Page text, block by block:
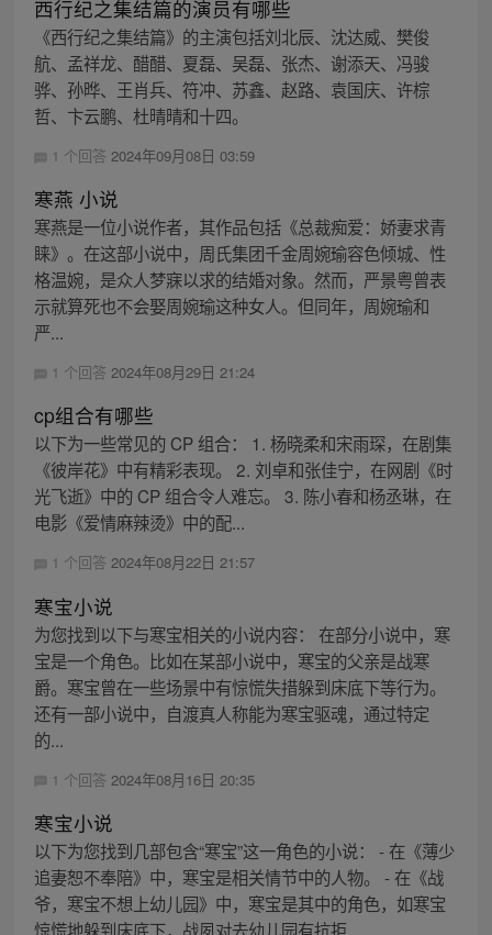
西行纪之集结篇的演员有哪些
《西行纪之集结篇》的主演包括刘北辰、沈达威、樊俊
航、孟祥龙、醋醋、夏磊、吴磊、张杰、谢添天、冯骏
骅、孙晔、王肖兵、符冲、苏鑫、赵路、袁国庆、许棕
哲、卞云鹏、杜晴晴和十四。
1 个回答 2024年09月08日 03:59
寒燕 小说
寒燕是一位小说作者，其作品包括《总裁痴爱：娇妻求青
睐》。在这部小说中，周氏集团千金周婉瑜容色倾城、性
格温婉，是众人梦寐以求的结婚对象。然而，严景粤曾表
示就算死也不会娶周婉瑜这种女人。但同年，周婉瑜和
严...
1 个回答 2024年08月29日 21:24
cp组合有哪些
以下为一些常见的 CP 组合： 1. 杨晓柔和宋雨琛，在剧集
《彼岸花》中有精彩表现。 2. 刘卓和张佳宁，在网剧《时
光飞逝》中的 CP 组合令人难忘。 3. 陈小春和杨丞琳，在
电影《爱情麻辣烫》中的配...
1 个回答 2024年08月22日 21:57
寒宝小说
为您找到以下与寒宝相关的小说内容： 在部分小说中，寒
宝是一个角色。比如在某部小说中，寒宝的父亲是战寒
爵。寒宝曾在一些场景中有惊慌失措躲到床底下等行为。
还有一部小说中，自渡真人称能为寒宝驱魂，通过特定
的...
1 个回答 2024年08月16日 20:35
寒宝小说
以下为您找到几部包含“寒宝”这一角色的小说： - 在《薄少
追妻恕不奉陪》中，寒宝是相关情节中的人物。 - 在《战
爷，寒宝不想上幼儿园》中，寒宝是其中的角色，如寒宝
惊慌地躲到床底下，战夙对去幼儿园有抗拒...